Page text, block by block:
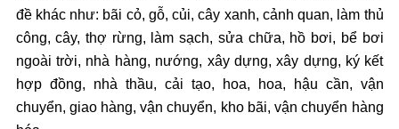
đề khác như: bãi cỏ, gỗ, củi, cây xanh, cảnh quan, làm thủ
công, cây, thợ rừng, làm sạch, sửa chữa, hồ bơi, bể bơi
ngoài trời, nhà hàng, nướng, xây dựng, xây dựng, ký kết
hợp đồng, nhà thầu, cải tạo, hoa, hoa, hậu cần, vận
chuyển, giao hàng, vận chuyển, kho bãi, vận chuyển hàng